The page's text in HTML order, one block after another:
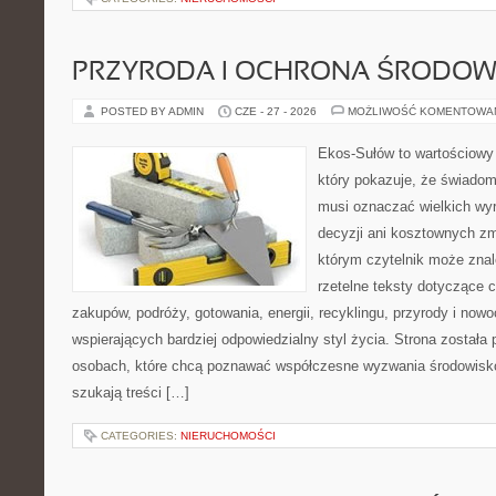
PRZYRODA I OCHRONA
POSTED BY ADMIN CZE - 27 - 2026 MOŻLIWOŚĆ
Ekos-Sułów to
który pokazuje, że
musi oznaczać wielkich
decyzji ani kosztownych
którym czytelnik może
rzetelne teksty dotyczące
zakupów, podróży, gotowania, energii, recyklingu, przyrody i
wspierających bardziej odpowiedzialny styl życia. Strona została
osobach, które chcą poznawać współczesne wyzwania
szukają treści […]
CATEGORIES: NIERUCHOMOŚCI